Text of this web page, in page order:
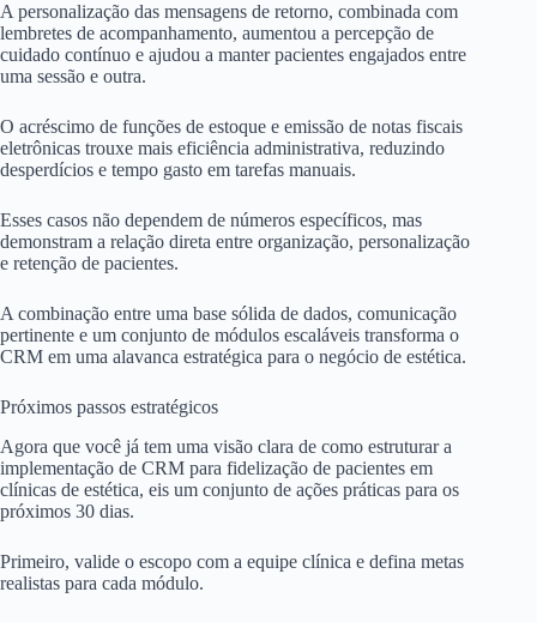
A personalização das mensagens de retorno, combinada com
lembretes de acompanhamento, aumentou a percepção de
cuidado contínuo e ajudou a manter pacientes engajados entre
uma sessão e outra.
O acréscimo de funções de estoque e emissão de notas fiscais
eletrônicas trouxe mais eficiência administrativa, reduzindo
desperdícios e tempo gasto em tarefas manuais.
Esses casos não dependem de números específicos, mas
demonstram a relação direta entre organização, personalização
e retenção de pacientes.
A combinação entre uma base sólida de dados, comunicação
pertinente e um conjunto de módulos escaláveis transforma o
CRM em uma alavanca estratégica para o negócio de estética.
Próximos passos estratégicos
Agora que você já tem uma visão clara de como estruturar a
implementação de CRM para fidelização de pacientes em
clínicas de estética, eis um conjunto de ações práticas para os
próximos 30 dias.
Primeiro, valide o escopo com a equipe clínica e defina metas
realistas para cada módulo.